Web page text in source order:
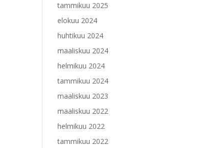
tammikuu 2025
elokuu 2024
huhtikuu 2024
maaliskuu 2024
helmikuu 2024
tammikuu 2024
maaliskuu 2023
maaliskuu 2022
helmikuu 2022
tammikuu 2022